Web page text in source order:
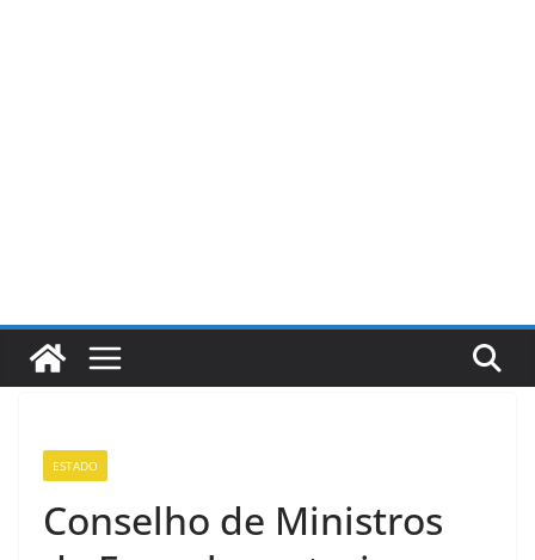
ESTADO
Conselho de Ministros